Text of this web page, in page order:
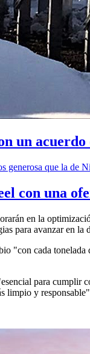
un
con una
en la
para avanzar en la
"con cada
para cumplir
limpio y